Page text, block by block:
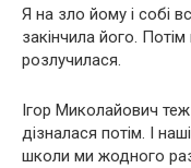
Я на зло йому і собі
закінчила його.
розлучилася.
Ігор Миколайович
дізналася потім. І
школи ми жодного